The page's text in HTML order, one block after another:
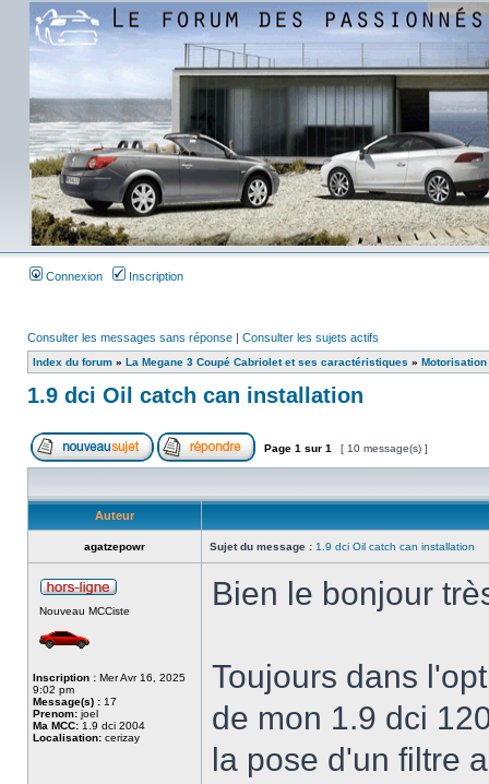
Connexion Inscription
Consulter les messages sans réponse | Consulter les sujets actifs
Index du forum » La Megane 3 Coupé Cabriolet et ses caractéristiques » Motorisation
1.9 dci Oil catch can installation
Page 1 sur 1 [ 10 message(s) ]
Auteur
agatzepowr Sujet du message : 1.9 dci Oil catch can installation
Nouveau MCCiste
Inscription : Mer Avr 16, 2025
9:02 pm
Message(s) : 17
Prenom: joel
Ma MCC: 1.9 dci 2004
Localisation: cerizay
Bien le bonjour
Toujours dans
de mon 1.9 dci
la pose d'un filtre